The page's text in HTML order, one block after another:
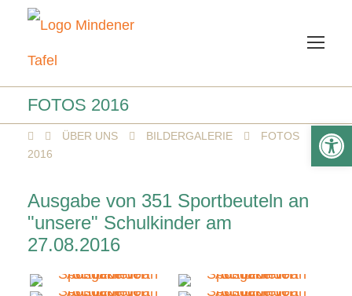
FOTOS 2016
ÜBER UNS BILDERGALERIE
FOTOS
2016
Ausgabe von 351 Sportbeuteln an
"unsere" Schulkinder am
27.08.2016